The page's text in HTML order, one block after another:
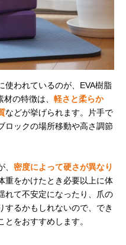
使われているのが、EVA樹脂
の特徴は、 軽さと柔らか
などが挙げられます。片手で
ロックの場所移動や高さ調節
密度によって硬さが異なり
重をかけたとき必要以上に体
れて不安定になったり、爪の
するかもしれないので、でき
をおすすめします。